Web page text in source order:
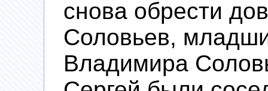
снова обрести
Соловьев,
Владимира